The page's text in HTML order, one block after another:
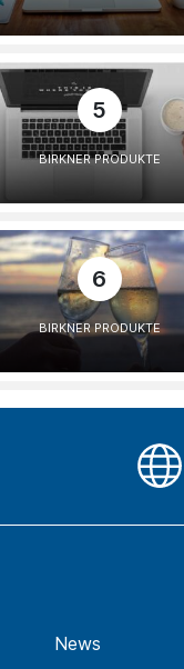
5
BIRKNER PRODUKTE
6
BIRKNER PRODUKTE
News